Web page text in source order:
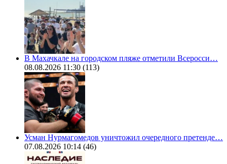
В Махачкале на городском пляже отметили Всеросси…
08.08.2026 11:30 (113)
Усман Нурмагомедов уничтожил очередного претенде…
07.08.2026 10:14 (46)